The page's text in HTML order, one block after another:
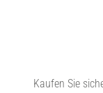
Kaufen Sie